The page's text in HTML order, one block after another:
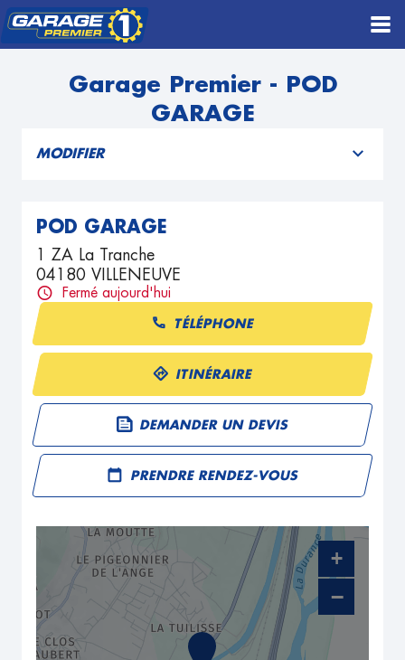
Garage Premier - POD
GARAGE
MODIFIER
POD GARAGE
1 ZA La Tranche
04180 VILLENEUVE
Fermé aujourd'hui
TÉLÉPHONE
ITINÉRAIRE
DEMANDER UN DEVIS
PRENDRE RENDEZ-VOUS
+
−